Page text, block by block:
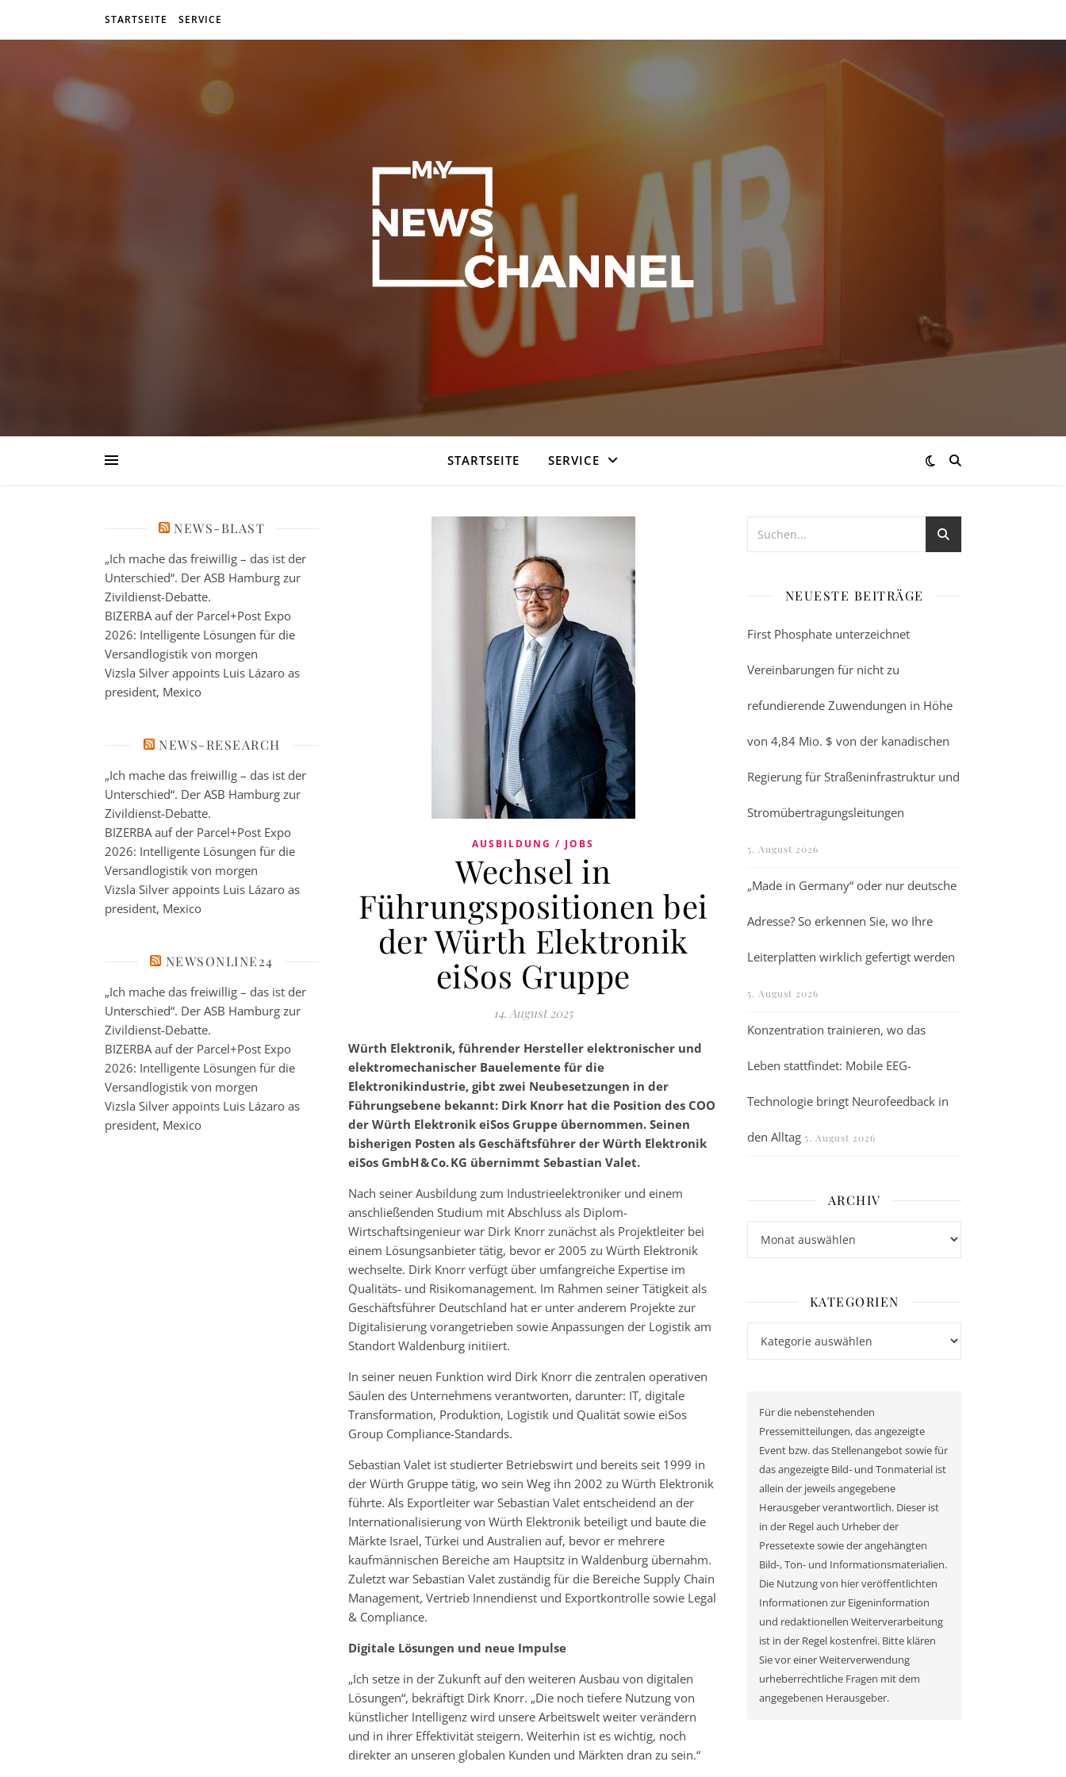
STARTSEITE SERVICE
STARTSEITE SERVICE
NEWS-BLAST
„Ich mache das freiwillig – das ist der
Unterschied“. Der ASB Hamburg zur
Zivildienst-Debatte.
BIZERBA auf der Parcel+Post Expo
2026: Intelligente Lösungen für die
Versandlogistik von morgen
Vizsla Silver appoints Luis Lázaro as
president, Mexico
NEWS-RESEARCH
„Ich mache das freiwillig – das ist der
Unterschied“. Der ASB Hamburg zur
Zivildienst-Debatte.
BIZERBA auf der Parcel+Post Expo
2026: Intelligente Lösungen für die
Versandlogistik von morgen
Vizsla Silver appoints Luis Lázaro as
president, Mexico
NEWSONLINE24
„Ich mache das freiwillig – das ist der
Unterschied“. Der ASB Hamburg zur
Zivildienst-Debatte.
BIZERBA auf der Parcel+Post Expo
2026: Intelligente Lösungen für die
Versandlogistik von morgen
Vizsla Silver appoints Luis Lázaro as
president, Mexico
AUSBILDUNG / JOBS
Wechsel in
Führungspositionen bei
der Würth Elektronik
eiSos Gruppe
14. August 2025
Würth Elektronik, führender Hersteller elektronischer und
elektromechanischer Bauelemente für die
Elektronikindustrie, gibt zwei Neubesetzungen in der
Führungsebene bekannt: Dirk Knorr hat die Position des COO
der Würth Elektronik eiSos Gruppe übernommen. Seinen
bisherigen Posten als Geschäftsführer der Würth Elektronik
eiSos GmbH & Co. KG übernimmt Sebastian Valet.
Nach seiner Ausbildung zum Industrieelektroniker und einem
anschließenden Studium mit Abschluss als Diplom-
Wirtschaftsingenieur war Dirk Knorr zunächst als Projektleiter bei
einem Lösungsanbieter tätig, bevor er 2005 zu Würth Elektronik
wechselte. Dirk Knorr verfügt über umfangreiche Expertise im
Qualitäts‑ und Risikomanagement. Im Rahmen seiner Tätigkeit als
Geschäftsführer Deutschland hat er unter anderem Projekte zur
Digitalisierung vorangetrieben sowie Anpassungen der Logistik am
Standort Waldenburg initiiert.
In seiner neuen Funktion wird Dirk Knorr die zentralen operativen
Säulen des Unternehmens verantworten, darunter: IT, digitale
Transformation, Produktion, Logistik und Qualität sowie eiSos
Group Compliance-Standards.
Sebastian Valet ist studierter Betriebswirt und bereits seit 1999 in
der Würth Gruppe tätig, wo sein Weg ihn 2002 zu Würth Elektronik
führte. Als Exportleiter war Sebastian Valet entscheidend an der
Internationalisierung von Würth Elektronik beteiligt und baute die
Märkte Israel, Türkei und Australien auf, bevor er mehrere
kaufmännischen Bereiche am Hauptsitz in Waldenburg übernahm.
Zuletzt war Sebastian Valet zuständig für die Bereiche Supply Chain
Management, Vertrieb Innendienst und Exportkontrolle sowie Legal
& Compliance.
Digitale Lösungen und neue Impulse
„Ich setze in der Zukunft auf den weiteren Ausbau von digitalen
Lösungen“, bekräftigt Dirk Knorr. „Die noch tiefere Nutzung von
künstlicher Intelligenz wird unsere Arbeitswelt weiter verändern
und in ihrer Effektivität steigern. Weiterhin ist es wichtig, noch
direkter an unseren globalen Kunden und Märkten dran zu sein.“
NEUESTE BEITRÄGE
First Phosphate unterzeichnet
Vereinbarungen für nicht zu
refundierende Zuwendungen in Höhe
von 4,84 Mio. $ von der kanadischen
Regierung für Straßeninfrastruktur und
Stromübertragungsleitungen
5. August 2026
„Made in Germany“ oder nur deutsche
Adresse? So erkennen Sie, wo Ihre
Leiterplatten wirklich gefertigt werden
5. August 2026
Konzentration trainieren, wo das
Leben stattfindet: Mobile EEG-
Technologie bringt Neurofeedback in
den Alltag 5. August 2026
ARCHIV
KATEGORIEN
Für die nebenstehenden
Pressemitteilungen, das angezeigte
Event bzw. das Stellenangebot sowie für
das angezeigte Bild- und Tonmaterial ist
allein der jeweils angegebene
Herausgeber verantwortlich. Dieser ist
in der Regel auch Urheber der
Pressetexte sowie der angehängten
Bild-, Ton- und Informationsmaterialien.
Die Nutzung von hier veröffentlichten
Informationen zur Eigeninformation
und redaktionellen Weiterverarbeitung
ist in der Regel kostenfrei. Bitte klären
Sie vor einer Weiterverwendung
urheberrechtliche Fragen mit dem
angegebenen Herausgeber.